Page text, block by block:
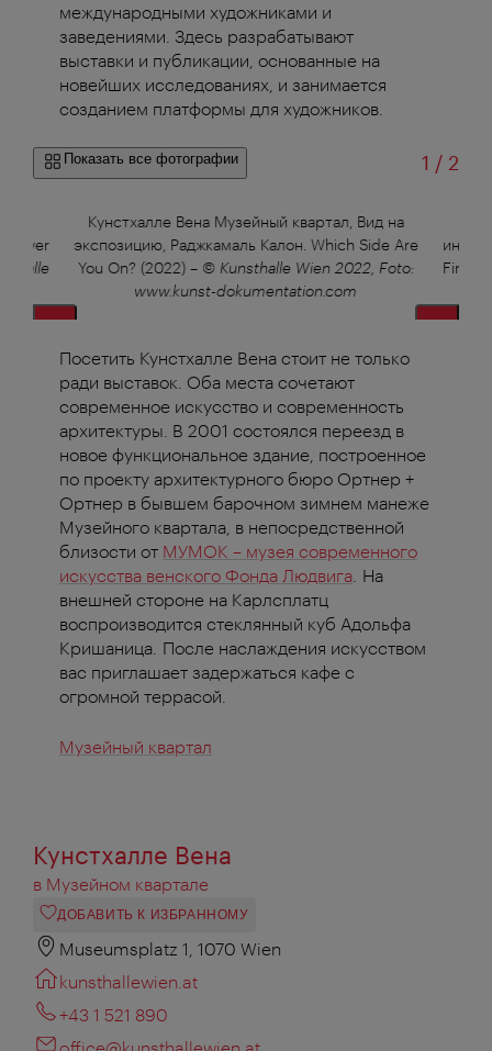
международными художниками и
заведениями. Здесь разрабатывают
выставки и публикации, основанные на
новейших исследованиях, и занимается
созданием платформы для художников.
Показать все фотографии 1 /из
2
Never
Кунстхалле Вена Музейный квартал, Вид на
экспозицию, Раджкамаль Калон. Which Side Are
You On? (2022)– © Kunsthalle Wien 2022, Foto:
www.kunst-dokumentation.com
Find
Посетить Кунстхалле Вена стоит не только
ради выставок. Оба места сочетают
современное искусство и современность
архитектуры. В 2001 состоялся переезд в
новое функциональное здание, построенное
по проекту архитектурного бюро Ортнер +
Ортнер в бывшем барочном зимнем манеже
Музейного квартала, в непосредственной
близости от МУМОК – музея современного
искусства венского Фонда Людвига . На
внешней стороне на Карлсплатц
воспроизводится стеклянный куб Адольфа
Кришаница. После наслаждения искусством
вас приглашает задержаться кафе с
огромной террасой.
Музейный квартал
Кунстхалле Вена
в Музейном квартале
ДОБАВИТЬ К ИЗБРАННОМУ
Museumsplatz 1, 1070 Wien
kunsthallewien.at
+43 1 521 890